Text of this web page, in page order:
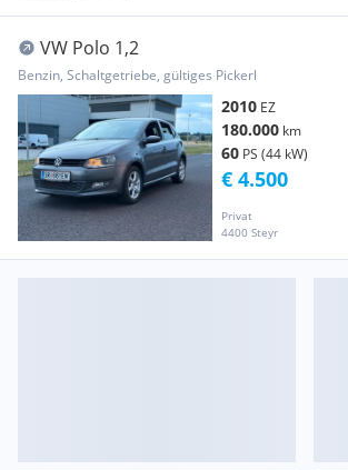
VW Polo 1,2
Benzin, Schaltgetriebe, gültiges Pickerl
2010 EZ
180.000 km
60 PS (44 kW)
Privat
4400 Steyr
€ 4.500